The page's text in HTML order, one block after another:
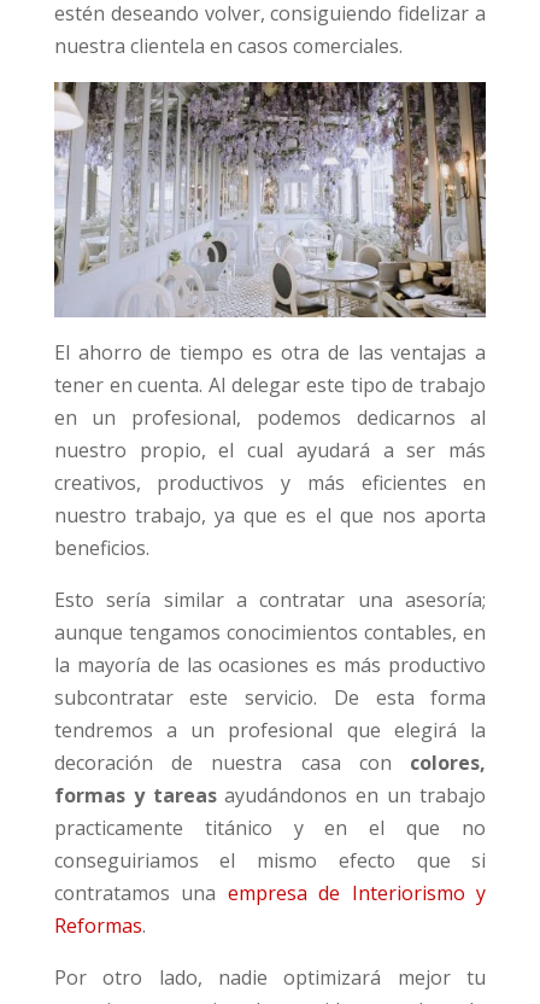
estén deseando volver, consiguiendo fidelizar a
nuestra clientela en casos comerciales.
El ahorro de tiempo es otra de las ventajas a
tener en cuenta. Al delegar este tipo de trabajo
en un profesional, podemos dedicarnos al
nuestro propio, el cual ayudará a ser más
creativos, productivos y más eficientes en
nuestro trabajo, ya que es el que nos aporta
beneficios.
Esto sería similar a contratar una asesoría;
aunque tengamos conocimientos contables, en
la mayoría de las ocasiones es más productivo
subcontratar este servicio. De esta forma
tendremos a un profesional que elegirá la
decoración de nuestra casa con colores,
formas y tareasayudándonos en un trabajo
practicamente titánico y en el que no
conseguiriamos el mismo efecto que si
contratamos una empresa de Interiorismo y
Reformas.
Por otro lado, nadie optimizará mejor tu